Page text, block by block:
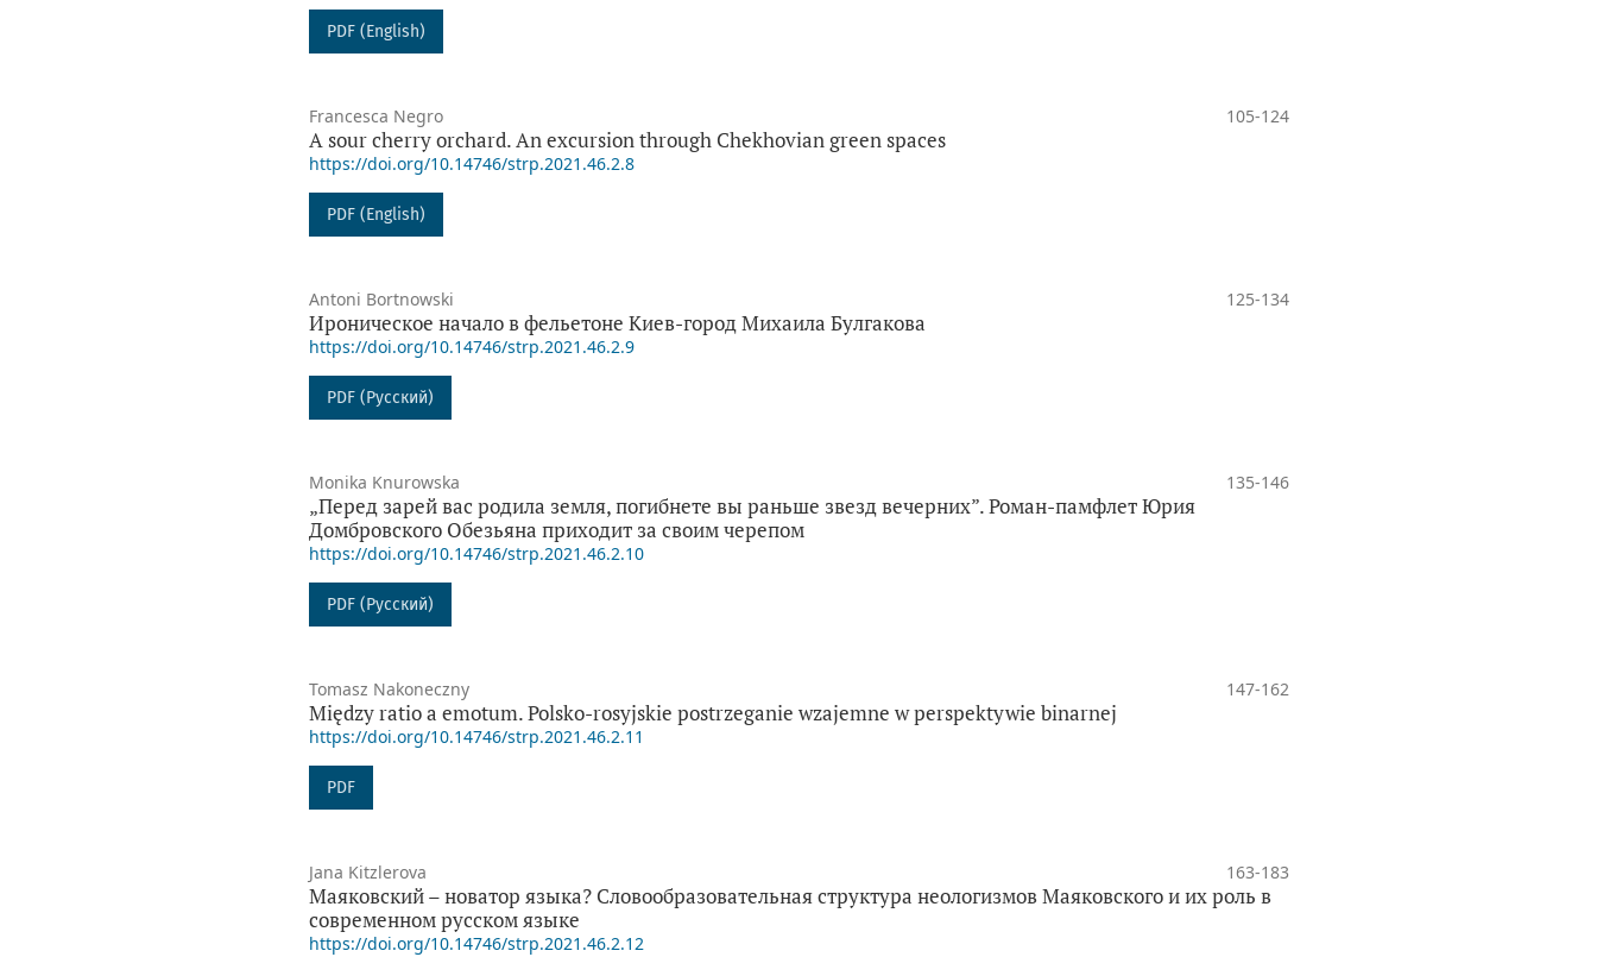
PDF (English)
Francesca Negro 105-124
A sour cherry orchard. An excursion through Chekhovian green spaces
https://doi.org/10.14746/strp.2021.46.2.8
PDF (English)
Antoni Bortnowski 125-134
Ироническое начало в фельетоне Киев-город Михаила Булгакова
https://doi.org/10.14746/strp.2021.46.2.9
PDF (Русский)
Monika Knurowska 135-146
„Перед зарей вас родила земля, погибнете вы раньше звезд вечерних”. Роман-памфлет Юрия
Домбровского Обезьяна приходит за своим черепом
https://doi.org/10.14746/strp.2021.46.2.10
PDF (Русский)
Tomasz Nakoneczny 147-162
Między ratio a emotum. Polsko-rosyjskie postrzeganie wzajemne w perspektywie binarnej
https://doi.org/10.14746/strp.2021.46.2.11
PDF
Jana Kitzlerova 163-183
Маяковский – новатор языка? Словообразовательная структура неологизмов Маяковского и их роль в
современном русском языке
https://doi.org/10.14746/strp.2021.46.2.12